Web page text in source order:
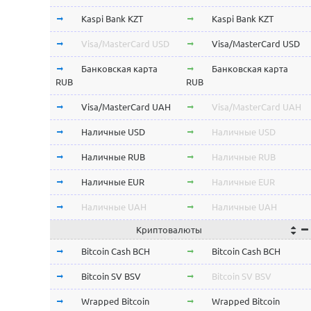
Kaspi Bank KZT Kaspi Bank KZT
Visa/MasterCard USD Visa/MasterCard USD
Банковская карта
RUB
Банковская карта
RUB
Visa/MasterCard UAH Visa/MasterCard UAH
Наличные USD Наличные USD
Наличные RUB Наличные RUB
Наличные EUR Наличные EUR
Наличные UAH Наличные UAH
Криптовалюты
Bitcoin Cash BCH Bitcoin Cash BCH
Bitcoin SV BSV Bitcoin SV BSV
Wrapped Bitcoin
Wrapped Bitcoin